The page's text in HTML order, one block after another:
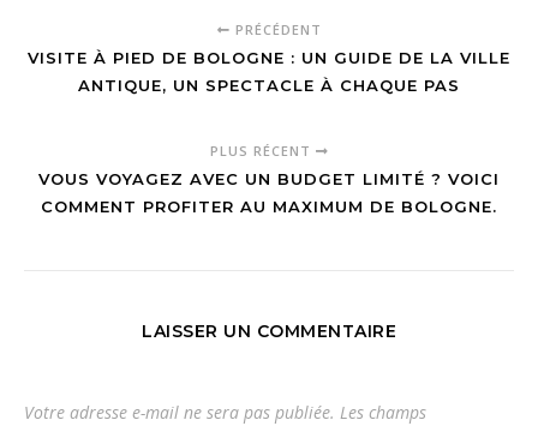
PRÉCÉDENT
VISITE À PIED DE BOLOGNE : UN GUIDE DE LA VILLE
ANTIQUE, UN SPECTACLE À CHAQUE PAS
PLUS RÉCENT
VOUS VOYAGEZ AVEC UN BUDGET LIMITÉ ? VOICI
COMMENT PROFITER AU MAXIMUM DE BOLOGNE.
LAISSER UN COMMENTAIRE
Votre adresse e-mail ne sera pas publiée. Les champs